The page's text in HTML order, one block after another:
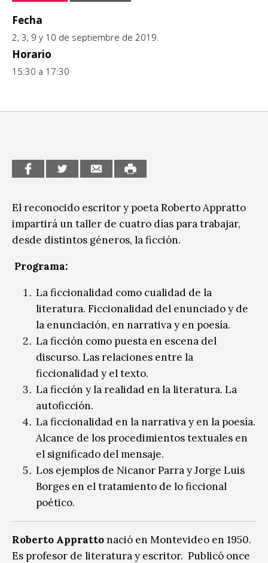
CCE en el interior/libros
Espacio itinerante de lectura infantil
Exposiciones
Formación
Medio Ambiente
Música
Sin categoría
Fecha
2, 3, 9 y 10 de septiembre de 2019.
Horario
15:30 a 17:30
El reconocido escritor y poeta Roberto Appratto
impartirá un taller de cuatro días para trabajar,
desde distintos géneros, la ficción.
Programa:
La ficcionalidad como cualidad de la
literatura. Ficcionalidad del enunciado y de
la enunciación, en narrativa y en poesía.
La ficción como puesta en escena del
discurso. Las relaciones entre la
ficcionalidad y el texto.
La ficción y la realidad en la literatura. La
autoficción.
La ficcionalidad en la narrativa y en la poesía.
Alcance de los procedimientos textuales en
el significado del mensaje.
Los ejemplos de Nicanor Parra y Jorge Luis
Borges en el tratamiento de lo ficcional
poético.
Roberto Apprattonació en Montevideo en 1950.
Es profesor de literatura y escritor. Publicó once